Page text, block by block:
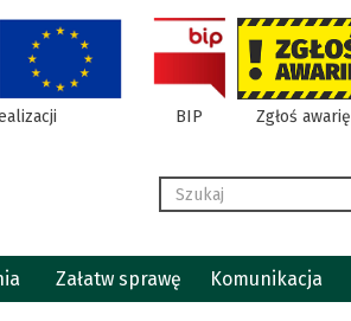
BIP Zgłoś awarię
Wyszukaj
Załatw sprawę Komunikacja